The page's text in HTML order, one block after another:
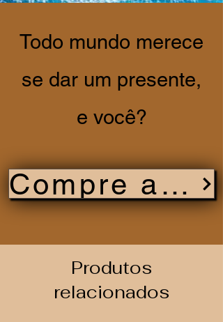
Todo mundo merece
se dar um presente,
e você?
Compre agora
Produtos
relacionados